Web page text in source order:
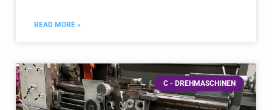
READ MORE »
C - DREHMASCHINEN